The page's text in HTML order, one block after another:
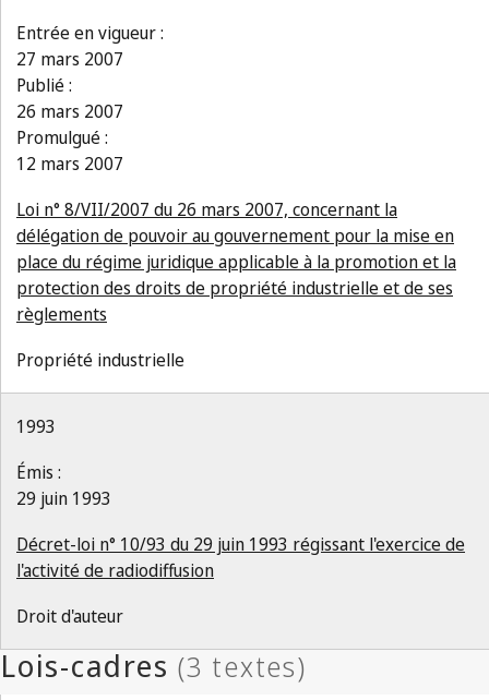
Entrée en vigueur :
27 mars 2007
Publié :
26 mars 2007
Promulgué :
12 mars 2007
Loi n° 8/VII/2007 du 26 mars 2007, concernant la
délégation de pouvoir au gouvernement pour la mise en
place du régime juridique applicable à la promotion et la
protection des droits de propriété industrielle et de ses
règlements
Propriété industrielle
1993
Émis :
29 juin 1993
Décret-loi n° 10/93 du 29 juin 1993 régissant l'exercice de
l'activité de radiodiffusion
Droit d'auteur